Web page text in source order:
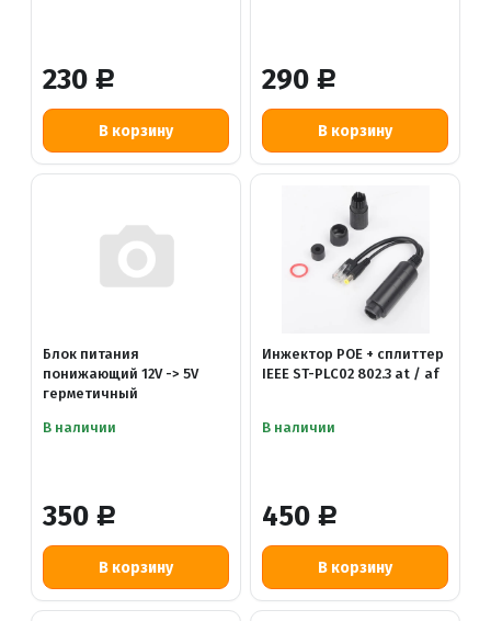
230 Р 290 Р
350 Р
Блок питания
понижающий 12V -> 5V
герметичный
В наличии
450 Р
Инжектор POE + сплиттер
IEEE ST-PLC02 802.3 at / af
В наличии